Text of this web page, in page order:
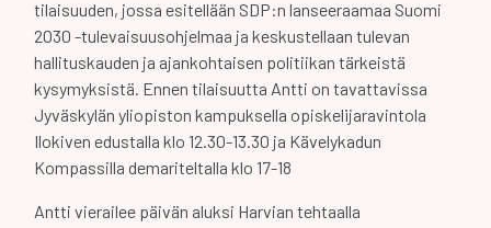
tilaisuuden, jossa esitellään SDP:n lanseeraamaa Suomi
2030 -tulevaisuusohjelmaa ja keskustellaan tulevan
hallituskauden ja ajankohtaisen politiikan tärkeistä
kysymyksistä. Ennen tilaisuutta Antti on tavattavissa
Jyväskylän yliopiston kampuksella opiskelijaravintola
Ilokiven edustalla klo 12.30-13.30 ja Kävelykadun
Kompassilla demariteltalla klo 17-18
Antti vierailee päivän aluksi Harvian tehtaalla